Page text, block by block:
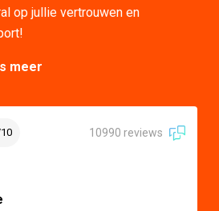
op jullie vertrouwen en
meer
10990 reviews